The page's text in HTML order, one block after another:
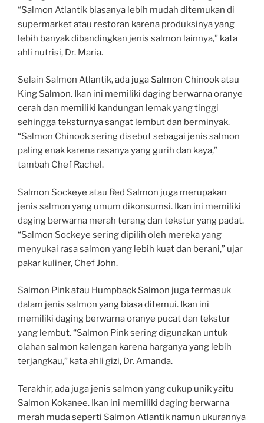
“Salmon Atlantik biasanya lebih mudah ditemukan di
supermarket atau restoran karena produksinya yang
lebih banyak dibandingkan jenis salmon lainnya,” kata
ahli nutrisi, Dr. Maria.
Selain Salmon Atlantik, ada juga Salmon Chinook atau
King Salmon. Ikan ini memiliki daging berwarna oranye
cerah dan memiliki kandungan lemak yang tinggi
sehingga teksturnya sangat lembut dan berminyak.
“Salmon Chinook sering disebut sebagai jenis salmon
paling enak karena rasanya yang gurih dan kaya,”
tambah Chef Rachel.
Salmon Sockeye atau Red Salmon juga merupakan
jenis salmon yang umum dikonsumsi. Ikan ini memiliki
daging berwarna merah terang dan tekstur yang padat.
“Salmon Sockeye sering dipilih oleh mereka yang
menyukai rasa salmon yang lebih kuat dan berani,” ujar
pakar kuliner, Chef John.
Salmon Pink atau Humpback Salmon juga termasuk
dalam jenis salmon yang biasa ditemui. Ikan ini
memiliki daging berwarna oranye pucat dan tekstur
yang lembut. “Salmon Pink sering digunakan untuk
olahan salmon kalengan karena harganya yang lebih
terjangkau,” kata ahli gizi, Dr. Amanda.
Terakhir, ada juga jenis salmon yang cukup unik yaitu
Salmon Kokanee. Ikan ini memiliki daging berwarna
merah muda seperti Salmon Atlantik namun ukurannya